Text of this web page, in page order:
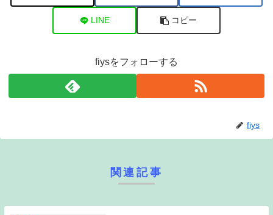
LINE コピー
fiysをフォローする
fiys
関連記事